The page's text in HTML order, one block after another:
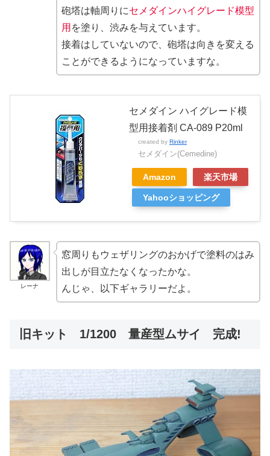
砲塔は軸周りにセメダインハイグレード模型
用 を塗り、渋みを与えています。
接着はしていないので、砲塔は向きを変える
ことができるようになっていますな。
セメダイン ハイグレード模
型用接着剤 CA-089 P20ml
created by Rinker
セメダイン(Cemedine)
Amazon 楽天市場
Yahooショッピング
レーナ
窓周りもウェザリングのおかげで塗料のはみ
出しが目立たなくなったかな。
んじゃ、以下ギャラリーだよ。
旧キット 1/1200 量産型ムサイ 完成!